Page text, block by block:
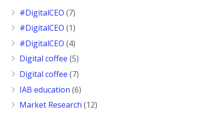
#DigitalCEO (7)
#DigitalCEO (1)
#DigitalCEO (4)
Digital coffee (5)
Digital coffee (7)
IAB education (6)
Market Research (12)